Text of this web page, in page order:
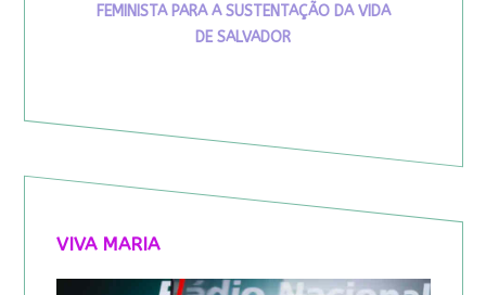
FEMINISTA PARA A SUSTENTAÇÃO DA VIDA
DE SALVADOR
VIVA MARIA